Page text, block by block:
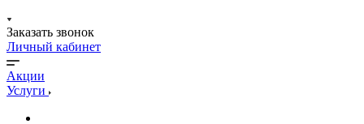
Заказать звонок
Личный кабинет
Акции
Услуги